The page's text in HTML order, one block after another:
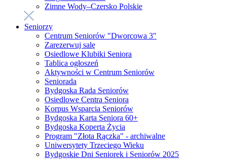
Zimne Wody–Czersko Polskie
Seniorzy
Centrum Seniorów "Dworcowa 3"
Zarezerwuj salę
Osiedlowe Klubiki Seniora
Tablica ogłoszeń
Aktywności w Centrum Seniorów
Seniorada
Bydgoska Rada Seniorów
Osiedlowe Centra Seniora
Korpus Wsparcia Seniorów
Bydgoska Karta Seniora 60+
Bydgoska Koperta Życia
Program "Złota Rączka" - archiwalne
Uniwersytety Trzeciego Wieku
Bydgoskie Dni Seniorek i Seniorów 2025